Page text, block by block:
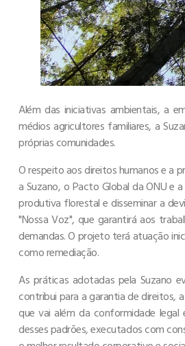
Além das iniciativas ambientais, a
médios agricultores familiares, a
próprias comunidades.
O respeito aos direitos humanos e a
a Suzano, o Pacto Global da ONU e
produtiva florestal e disseminar a
"Nossa Voz", que garantirá aos
demandas. O projeto terá atuação
como remediação.
As práticas adotadas pela Suzano
contribui para a garantia de direitos,
que vai além da conformidade
desses padrões, executados com